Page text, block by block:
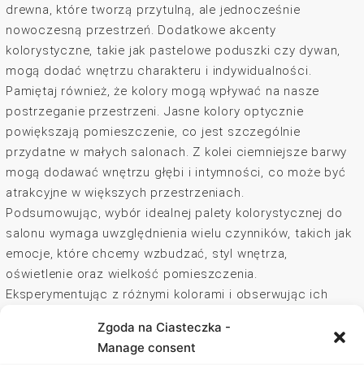
Zgoda na Ciasteczka -
Manage consent
drewna, które tworzą przytulną, ale jednocześnie
nowoczesną przestrzeń. Dodatkowe akcenty
kolorystyczne, takie jak pastelowe poduszki czy dywan,
mogą dodać wnętrzu charakteru i indywidualności.
Pamiętaj również, że kolory mogą wpływać na nasze
postrzeganie przestrzeni. Jasne kolory optycznie
powiększają pomieszczenie, co jest szczególnie
przydatne w małych salonach. Z kolei ciemniejsze barwy
mogą dodawać wnętrzu głębi i intymności, co może być
atrakcyjne w większych przestrzeniach.
Podsumowując, wybór idealnej palety kolorystycznej do
salonu wymaga uwzględnienia wielu czynników, takich jak
emocje, które chcemy wzbudzać, styl wnętrza,
oświetlenie oraz wielkość pomieszczenia.
Eksperymentując z różnymi kolorami i obserwując ich
będzie nie tylko estetyczny, ale również funkcjonalny i
komfortowy dla wszystkich domowników.